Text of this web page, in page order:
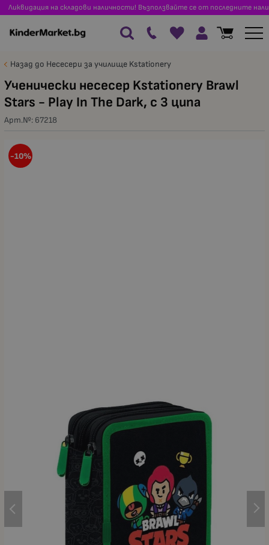
Ликвидация на складови наличности! Възползвайте се от последните
Назад до Несесери за училище Kstationery
Ученически несесер Kstationery Brawl
Stars - Play In The Dark, с 3 ципа
Арт.№: 67218
-10%